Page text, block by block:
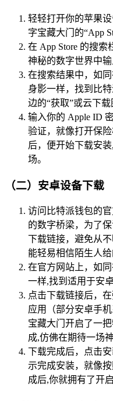
轻轻打开你的苹果设
字宝藏大门的“App
在 App Store 的搜索
神秘的数字世界中输
在搜索结果中，如
身影一样，找到比
边的“获取”或云下载
输入你的 Apple ID
验证，就像打开保
后，便开始下载安
场。
（二）安卓设备下载
访问比特派钱包的
的数字桥梁，为了
下载链接，避免从
能轻易相信陌生人
在官方网站上，如
一样,找到适用于安
点击下载链接后，
应用（部分安卓手
宝藏大门开启了一
成,仿佛在期待一场
下载完成后，点击
示完成安装，就像
成后,你就拥有了开